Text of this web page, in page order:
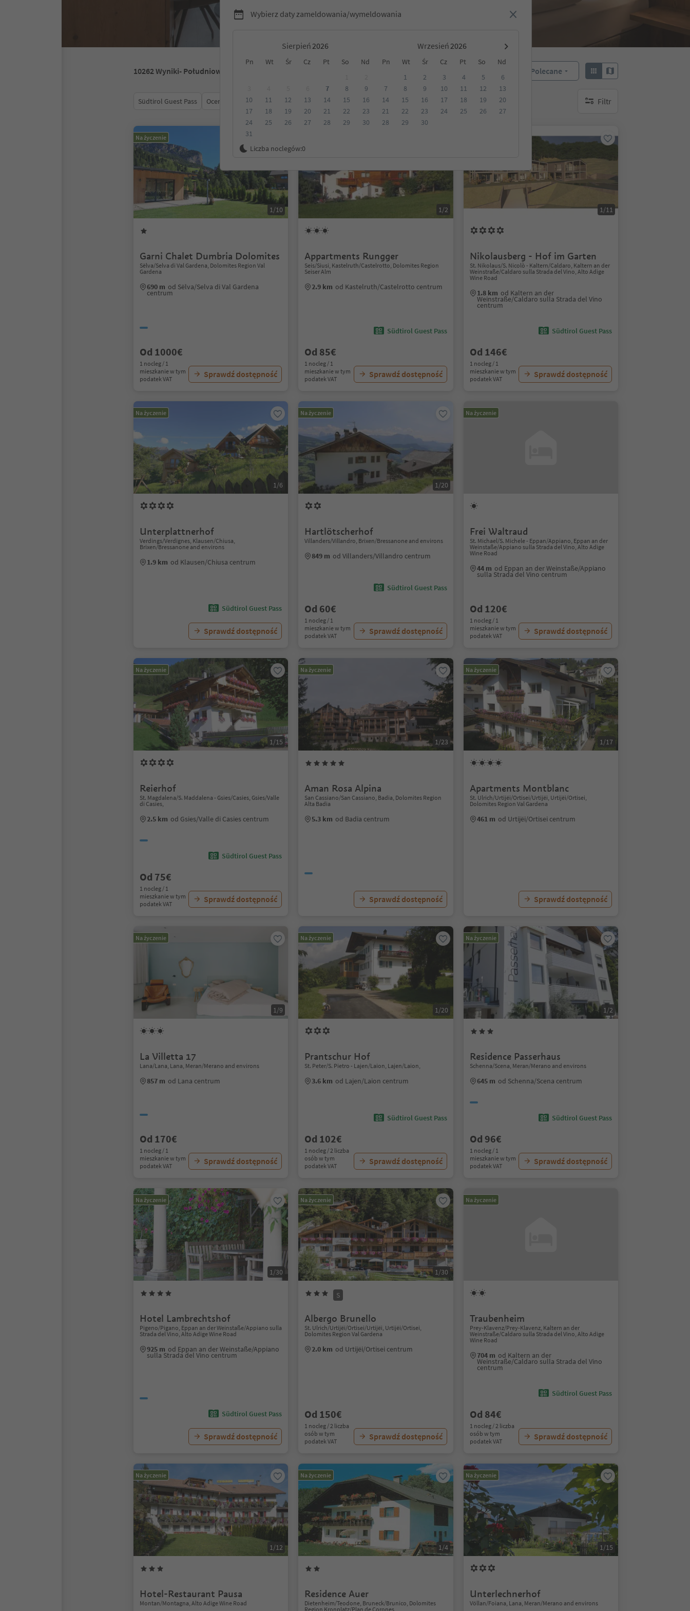
Wybierz daty zameldowania/wymeldowania
Sierpień Wrzesień
Pn Wt Śr Cz Pt So Nd Pn Wt Śr Cz Pt So
Nd
7 8
9
10
11 12 13 14 15
16
17
18 19 20 21 22
23
24
25 26 27 28 29
30
31
1 2 3 4 5
6
7
8 9 10 11 12
13
14
15 16 17 18 19
20
21
22 23 24 25 26
27
28
29 30
Liczba noclegów:0
10262Wyniki- Południowy Tyrol Polecane
Südtirol Guest Pass Ocena Kategoria Opcje wyżywienia Ekologiczne zakwaterowanie Filtr
brak aktywnych filtrów
Na życzenie
1/10
Garni Chalet Dumbria Dolomites
Sëlva/Selva di Val Gardena, Dolomites Region Val
Gardena
690 m od Sëlva/Selva di Val Gardena
centrum
Od 1000€
1 nocleg / 1
mieszkanie w tym
podatek VAT
Sprawdź dostępność
1/2
Appartments Rungger
Seis/Siusi, Kastelruth/Castelrotto, Dolomites Region
Seiser Alm
2.9 km od Kastelruth/Castelrotto centrum
Südtirol Guest Pass
Od 85€
1 nocleg / 1
mieszkanie w tym
podatek VAT
Sprawdź dostępność
1/11
Nikolausberg - Hof im Garten
St. Nikolaus/S. Nicolò - Kaltern/Caldaro, Kaltern an der
Weinstraße/Caldaro sulla Strada del Vino, Alto Adige
Wine Road
1.8 km od Kaltern an der
Weinstraße/Caldaro sulla Strada del Vino
centrum
Südtirol Guest Pass
Od 146€
1 nocleg / 1
mieszkanie w tym
podatek VAT
Sprawdź dostępność
Na życzenie
1/6
Unterplattnerhof
Verdings/Verdignes, Klausen/Chiusa,
Brixen/Bressanone and environs
1.9 km od Klausen/Chiusa centrum
Südtirol Guest Pass
Sprawdź dostępność
Na życzenie
1/20
Hartlötscherhof
Villanders/Villandro, Brixen/Bressanone and environs
849 m od Villanders/Villandro centrum
Südtirol Guest Pass
Od 60€
1 nocleg / 1
mieszkanie w tym
podatek VAT
Sprawdź dostępność
Na życzenie
Frei Waltraud
St. Michael/S. Michele - Eppan/Appiano, Eppan an der
Weinstaße/Appiano sulla Strada del Vino, Alto Adige
Wine Road
44 m od Eppan an der Weinstaße/Appiano
sulla Strada del Vino centrum
Od 120€
1 nocleg / 1
mieszkanie w tym
podatek VAT
Sprawdź dostępność
Na życzenie
1/15
Reierhof
St. Magdalena/S. Maddalena - Gsies/Casies, Gsies/Valle
di Casies,
2.5 km od Gsies/Valle di Casies centrum
Südtirol Guest Pass
Od 75€
1 nocleg / 1
mieszkanie w tym
podatek VAT
Sprawdź dostępność
Na życzenie
1/23
Aman Rosa Alpina
San Cassiano/San Cassiano, Badia, Dolomites Region
Alta Badia
5.3 km od Badia centrum
Sprawdź dostępność
Na życzenie
1/17
Apartments Montblanc
St. Ulrich/Urtijëi/Ortisei/Urtijëi, Urtijëi/Ortisei,
Dolomites Region Val Gardena
461 m od Urtijëi/Ortisei centrum
Sprawdź dostępność
Na życzenie
1/9
La Villetta 17
Lana/Lana, Lana, Meran/Merano and environs
857 m od Lana centrum
Od 170€
1 nocleg / 1
mieszkanie w tym
podatek VAT
Sprawdź dostępność
Na życzenie
1/20
Prantschur Hof
St. Peter/S. Pietro - Lajen/Laion, Lajen/Laion,
3.6 km od Lajen/Laion centrum
Südtirol Guest Pass
Od 102€
1 nocleg / 2 liczba
osób w tym
podatek VAT
Sprawdź dostępność
Na życzenie
1/2
Residence Passerhaus
Schenna/Scena, Meran/Merano and environs
645 m od Schenna/Scena centrum
Südtirol Guest Pass
Od 96€
1 nocleg / 1
mieszkanie w tym
podatek VAT
Sprawdź dostępność
Na życzenie
1/30
Hotel Lambrechtshof
Pigeno/Pigano, Eppan an der Weinstaße/Appiano sulla
Strada del Vino, Alto Adige Wine Road
925 m od Eppan an der Weinstaße/Appiano
sulla Strada del Vino centrum
Südtirol Guest Pass
Sprawdź dostępność
Na życzenie
1/30
S
Albergo Brunello
St. Ulrich/Urtijëi/Ortisei/Urtijëi, Urtijëi/Ortisei,
Dolomites Region Val Gardena
2.0 km od Urtijëi/Ortisei centrum
Od 150€
1 nocleg / 2 liczba
osób w tym
podatek VAT
Sprawdź dostępność
Na życzenie
Traubenheim
Prey-Klavenz/Prey-Klavenz, Kaltern an der
Weinstraße/Caldaro sulla Strada del Vino, Alto Adige
Wine Road
704 m od Kaltern an der
Weinstraße/Caldaro sulla Strada del Vino
centrum
Südtirol Guest Pass
Od 84€
1 nocleg / 2 liczba
osób w tym
podatek VAT
Sprawdź dostępność
Na życzenie
1/12
Hotel-Restaurant Pausa
Montan/Montagna, Alto Adige Wine Road
Na życzenie
1/4
Residence Auer
Dietenheim/Teodone, Bruneck/Brunico, Dolomites
Region Kronplatz/Plan de Corones
Na życzenie
1/15
Unterlechnerhof
Völlan/Foiana, Lana, Meran/Merano and environs